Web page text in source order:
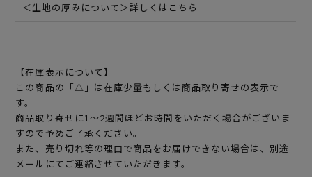
＜生地の厚みについて＞詳しくはこちら
【在庫表示について】
この商品の「△」は在庫少量もしくは商品取り寄せの表示で
す。
商品取り寄せに1～2週間ほどお時間をいただく場合がございま
すので予めご了承ください。
また、売り切れ等の理由で商品をお届けできない場合は、別途
メールにてご連絡させていただきます。